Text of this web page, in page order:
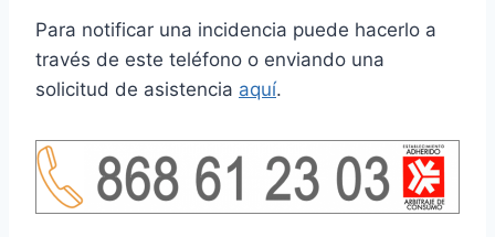
Para notificar una incidencia puede hacerlo a
través de este teléfono o enviando una
solicitud de asistencia aquí.